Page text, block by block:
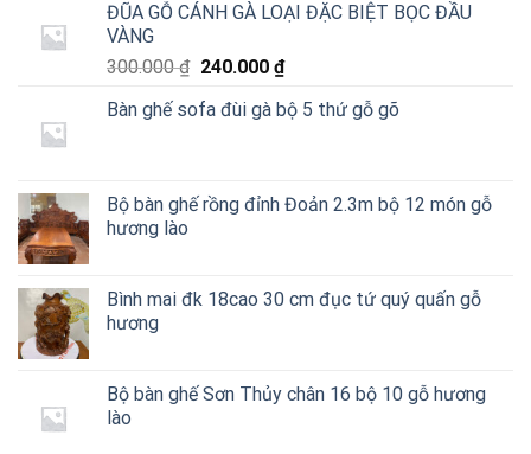
ĐŨA GỖ CÁNH GÀ LOẠI ĐẶC BIỆT BỌC ĐẦU
VÀNG
300.000₫ Giá
là:
240.000 ₫Giá
tại
Bàn ghế sofa đùi gà bộ 5 thứ gỗ gõ
Bộ bàn ghế rồng đỉnh Đoản 2.3m bộ 12 món gỗ
hương lào
Bình mai đk 18cao 30 cm đục tứ quý quấn gỗ
hương
Bộ bàn ghế Sơn Thủy chân 16 bộ 10 gỗ hương
lào